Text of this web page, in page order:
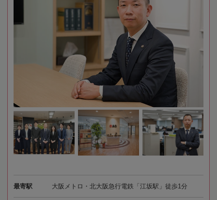
最寄駅 大阪メトロ・北大阪急行電鉄「江坂駅」徒歩1分